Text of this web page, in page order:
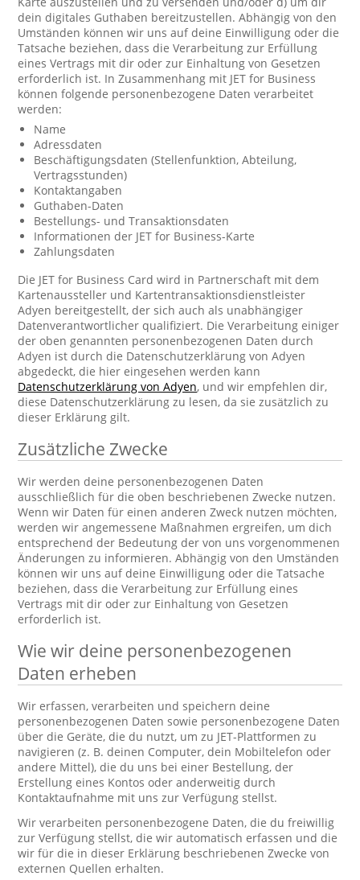
dein digitales Guthaben bereitzustellen. Abhängig von den
Umständen können wir uns auf deine Einwilligung oder die
Tatsache beziehen, dass die Verarbeitung zur Erfüllung
eines Vertrags mit dir oder zur Einhaltung von Gesetzen
erforderlich ist. In Zusammenhang mit JET for Business
können folgende personenbezogene Daten verarbeitet
werden:
Name
Adressdaten
Beschäftigungsdaten (Stellenfunktion, Abteilung,
Vertragsstunden)
Kontaktangaben
Guthaben-Daten
Bestellungs- und Transaktionsdaten
Informationen der JET for Business-Karte
Zahlungsdaten
Die JET for Business Card wird in Partnerschaft mit dem
Kartenaussteller und Kartentransaktionsdienstleister
Adyen bereitgestellt, der sich auch als unabhängiger
Datenverantwortlicher qualifiziert. Die Verarbeitung einiger
der oben genannten personenbezogenen Daten durch
Adyen ist durch die Datenschutzerklärung von Adyen
abgedeckt, die hier eingesehen werden kann
Datenschutzerklärung von Adyen, und wir empfehlen dir,
diese Datenschutzerklärung zu lesen, da sie zusätzlich zu
dieser Erklärung gilt.
Zusätzliche Zwecke
Wir werden deine personenbezogenen Daten
ausschließlich für die oben beschriebenen Zwecke nutzen.
Wenn wir Daten für einen anderen Zweck nutzen möchten,
werden wir angemessene Maßnahmen ergreifen, um dich
entsprechend der Bedeutung der von uns vorgenommenen
Änderungen zu informieren. Abhängig von den Umständen
können wir uns auf deine Einwilligung oder die Tatsache
beziehen, dass die Verarbeitung zur Erfüllung eines
Vertrags mit dir oder zur Einhaltung von Gesetzen
erforderlich ist.
Wie wir deine personenbezogenen
Daten erheben
Wir erfassen, verarbeiten und speichern deine
personenbezogenen Daten sowie personenbezogene Daten
über die Geräte, die du nutzt, um zu JET-Plattformen zu
navigieren (z. B. deinen Computer, dein Mobiltelefon oder
andere Mittel), die du uns bei einer Bestellung, der
Erstellung eines Kontos oder anderweitig durch
Kontaktaufnahme mit uns zur Verfügung stellst.
Wir verarbeiten personenbezogene Daten, die du freiwillig
zur Verfügung stellst, die wir automatisch erfassen und die
wir für die in dieser Erklärung beschriebenen Zwecke von
externen Quellen erhalten.